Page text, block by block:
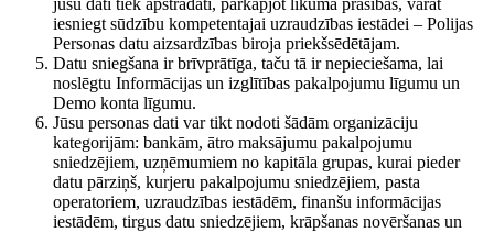
jūsu dati tiek apstrādāti, pārkāpjot likuma prasības, varat
iesniegt sūdzību kompetentajai uzraudzības iestādei – Polijas
Personas datu aizsardzības biroja priekšsēdētājam.
Datu sniegšana ir brīvprātīga, taču tā ir nepieciešama, lai
noslēgtu Informācijas un izglītības pakalpojumu līgumu un
Demo konta līgumu.
Jūsu personas dati var tikt nodoti šādām organizāciju
kategorijām: bankām, ātro maksājumu pakalpojumu
sniedzējiem, uzņēmumiem no kapitāla grupas, kurai pieder
datu pārziņš, kurjeru pakalpojumu sniedzējiem, pasta
operatoriem, uzraudzības iestādēm, finanšu informācijas
iestādēm, tirgus datu sniedzējiem, krāpšanas novēršanas un